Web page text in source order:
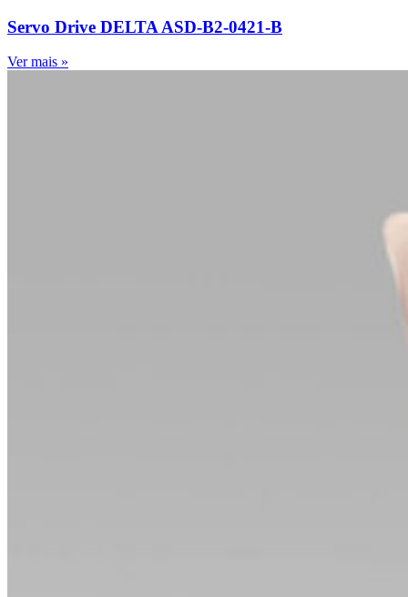
Servo Drive DELTA ASD-B2-0421-B
Ver mais »